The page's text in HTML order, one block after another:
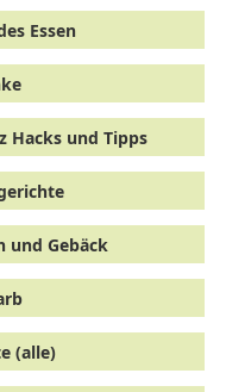
Essen
Hacks und Tipps
und Gebäck
(alle)